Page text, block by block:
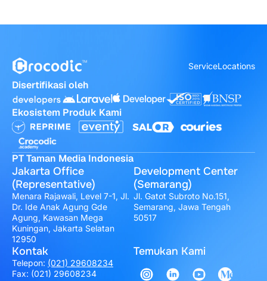
ServiceLocations
Disertifikasi oleh
Ekosistem Produk Kami
PT Taman Media Indonesia
Jakarta Office
(Representative)
Menara Rajawali, Level 7-1, Jl.
Dr. Ide Anak Agung Gde
Agung, Kawasan Mega
Kuningan, Jakarta Selatan
12950
Development Center
(Semarang)
Jl. Gatot Subroto No.151,
Semarang, Jawa Tengah
50517
Kontak
Telepon: (021) 29608234
Fax: (021) 29608234
Temukan Kami